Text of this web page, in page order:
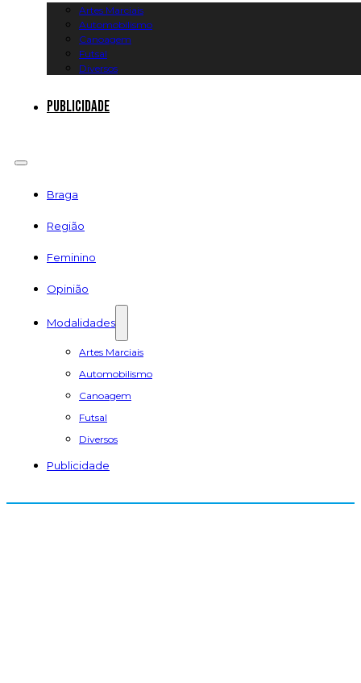
Artes Marciais
Automobilismo
Canoagem
Futsal
Diversos
Publicidade
Braga
Região
Feminino
Opinião
Modalidades
Artes Marciais
Automobilismo
Canoagem
Futsal
Diversos
Publicidade